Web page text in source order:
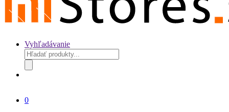
Vyhľadávanie
Products
search
0